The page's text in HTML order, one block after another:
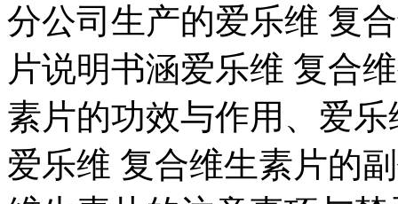
分公司生产的爱乐维 复
片说明书涵爱乐维 复合
素片的功效与作用、爱
爱乐维 复合维生素片的